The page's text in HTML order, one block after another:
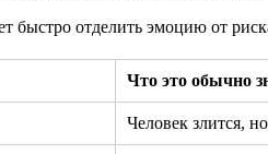
быстро отделить эмоцию от
Что это обычно
Человек злится,